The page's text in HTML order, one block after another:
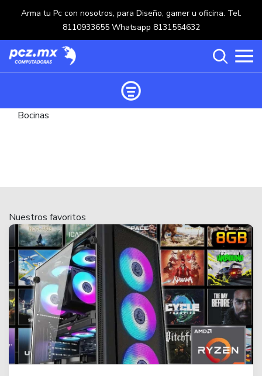
Arma tu Pc con nosotros, para Diseño, gamer u oficina. Tel.
8110933655 Whatsapp 8131554632
Crear una cuenta
Ingresar
Contacto
Aviso de privacidad
(218)
MULTIFUNCIONALES (114)
IMPRESORA DE AMPLIO FORMATO (PLOTTER) (24)
MEMORIAS (667)
AUDIFONOS Y MICRO (291)
GAMES (24)
TELEFONIA
Bocinas
Nuestros favoritos